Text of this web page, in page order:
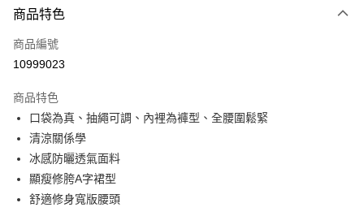
付款後全家取貨
萊爾富取貨付款
付款後萊爾富取貨
每筆NT$60，滿NT$1,000(含以上)免運費
7-11取貨付款
每筆NT$60，滿NT$1,000(含以上)免運費
商品特色
商品編號
10999023
商品特色
口袋為真、抽繩可調、內裡為褲型、全腰圍鬆緊
清涼關係學
冰感防曬透氣面料
顯瘦修胯A字裙型
舒適修身寬版腰頭